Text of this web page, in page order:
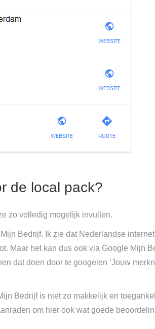
de local pack?
zo volledig mogelijk invullen.
Bedrijf. Ik zie dat Nederlandse
Maar het kan dus ook via Google Mijn
dat doen door te googelen ‘Jouw
Bedrijf is niet zo makkelijk en
om hier ook wat goede